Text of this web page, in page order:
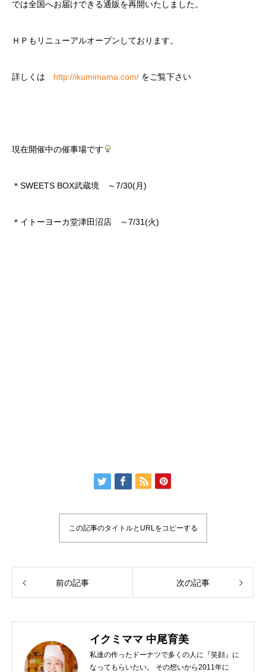
では全国へお届けできる通販を再開いたしました。
ＨＰもリニューアルオープンしております。
詳しくは http://ikumimama.com/ をご覧下さい
現在開催中の催事場です
＊SWEETS BOX武蔵境 ～7/30(月)
＊イトーヨーカ堂津田沼店 ～7/31(火)
この記事のタイトルとURLをコピーする
前の記事 次の記事
イクミママ 中尾育美
私達の作ったドーナツで多くの人に『笑顔』に
なってもらいたい。 その想いから2011年に